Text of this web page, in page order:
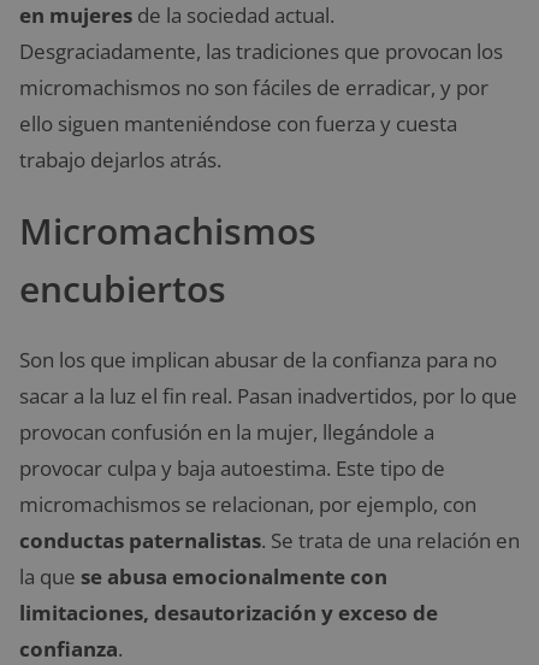
en mujeres de la sociedad actual.
Desgraciadamente, las tradiciones que provocan los
micromachismos no son fáciles de erradicar, y por
ello siguen manteniéndose con fuerza y cuesta
trabajo dejarlos atrás.
Micromachismos
encubiertos
Son los que implican abusar de la confianza para no
sacar a la luz el fin real. Pasan inadvertidos, por lo que
provocan confusión en la mujer, llegándole a
provocar culpa y baja autoestima. Este tipo de
micromachismos se relacionan, por ejemplo, con
conductas paternalistas. Se trata de una relación en
la que se abusa emocionalmente con
limitaciones, desautorización y exceso de
confianza.